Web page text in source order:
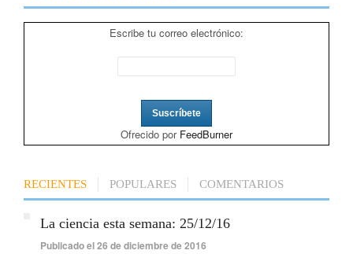
Escribe tu correo electrónico:
Ofrecido por FeedBurner
RECIENTES POPULARES COMENTARIOS
La ciencia esta semana: 25/12/16
Publicado el 26 de diciembre de 2016